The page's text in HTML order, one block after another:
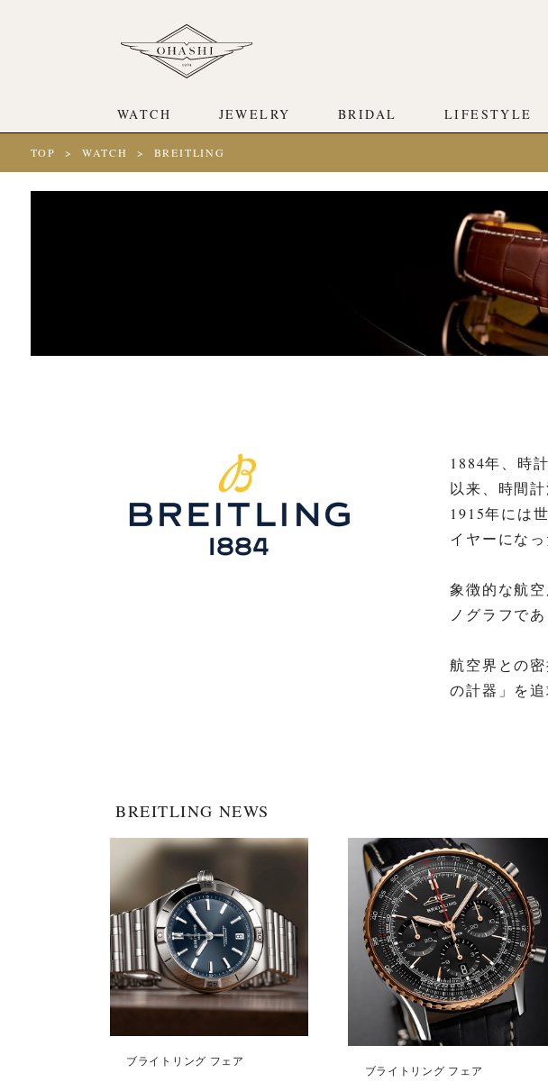
WATCH JEWELRY BRIDAL LIFESTYLE
TOP WATCH BREITLING
1884年、時
以来、時間
1915年には
イヤーにな
象徴的な航
ノグラフで
航空界との
の計器」を追
BREITLING NEWS
ブライトリング フェア
ブライトリング フェア